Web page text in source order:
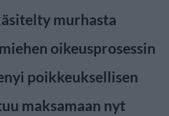
murhasta
oikeusprosessin
poikkeuksellisen
maksamaan nyt